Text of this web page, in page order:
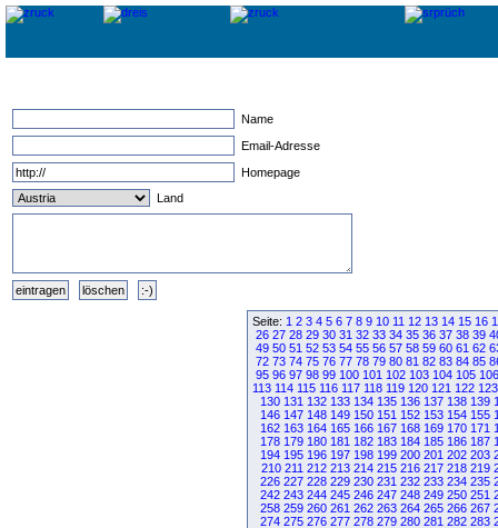
Name
Email-Adresse
Homepage
Land
Seite: 1 2 3 4 5 6 7 8 9 10 11 12 13 14 15 16
26 27 28 29 30 31 32 33 34 35 36 37 38 39
49 50 51 52 53 54 55 56 57 58 59 60 61 62
72 73 74 75 76 77 78 79 80 81 82 83 84 85
95 96 97 98 99 100 101 102 103 104 105 106
113 114 115 116 117 118 119 120 121 122 123
130 131 132 133 134 135 136 137 138 139
146 147 148 149 150 151 152 153 154 155
162 163 164 165 166 167 168 169 170 171
178 179 180 181 182 183 184 185 186 187
194 195 196 197 198 199 200 201 202 203
210 211 212 213 214 215 216 217 218 219
226 227 228 229 230 231 232 233 234 235
242 243 244 245 246 247 248 249 250 251
258 259 260 261 262 263 264 265 266 267
274 275 276 277 278 279 280 281 282 283